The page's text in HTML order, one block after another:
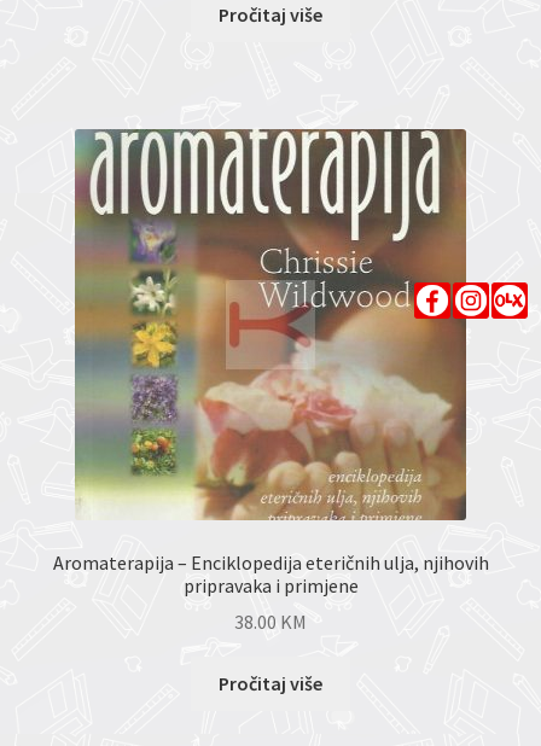
Pročitaj više
Aromaterapija – Enciklopedija eteričnih ulja, njihovih
pripravaka i primjene
38.00 KM
Pročitaj više